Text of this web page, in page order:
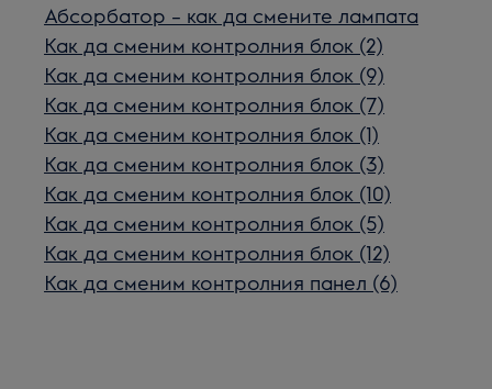
Абсорбатор – как да смените лампата
Как да сменим контролния блок (2)
Как да сменим контролния блок (9)
Как да сменим контролния блок (7)
Как да сменим контролния блок (1)
Как да сменим контролния блок (3)
Как да сменим контролния блок (10)
Как да сменим контролния блок (5)
Как да сменим контролния блок (12)
Как да сменим контролния панел (6)